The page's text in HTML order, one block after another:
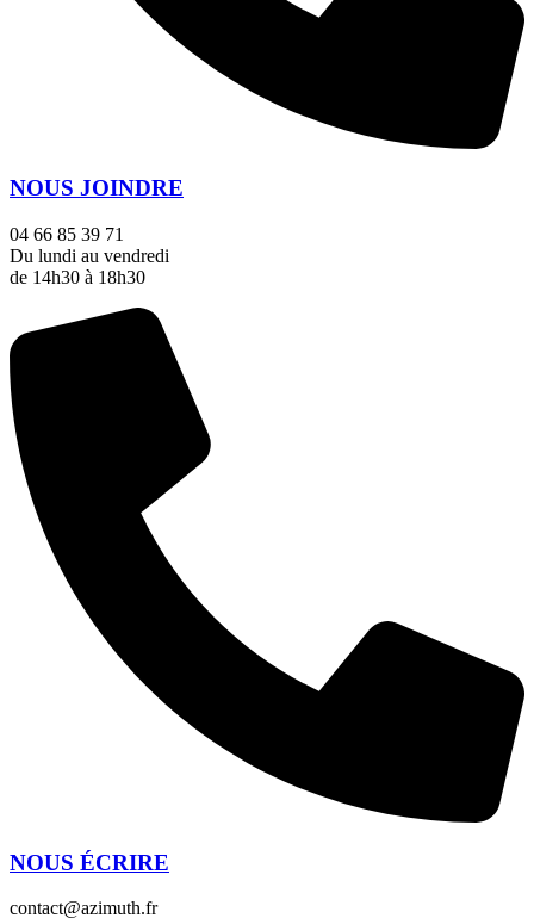
NOUS JOINDRE
04 66 85 39 71
Du lundi au vendredi
de 14h30 à 18h30
NOUS ÉCRIRE
contact@azimuth.fr